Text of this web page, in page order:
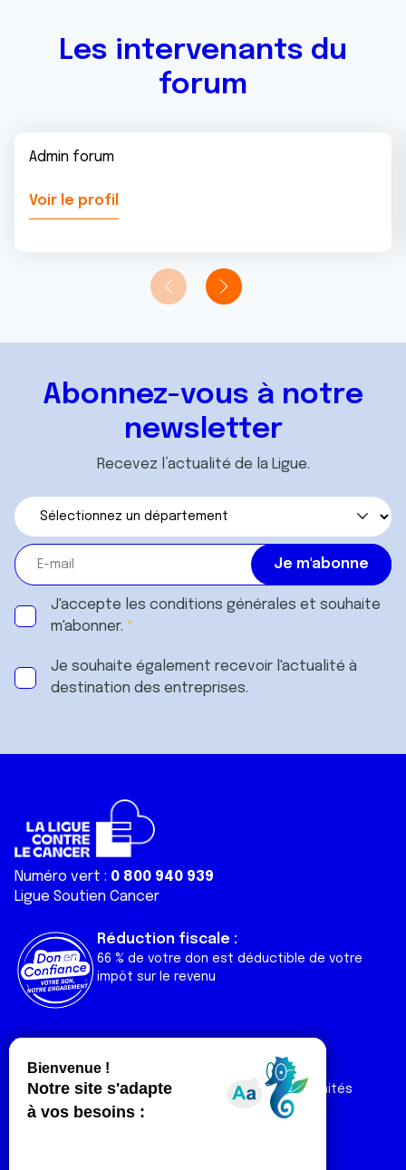
Les intervenants du
forum
Admin forum
Voir le profil
Abonnez-vous à notre
newsletter
Recevez l’actualité de la Ligue.
J'accepte les conditions générales et souhaite
m'abonner.
Je souhaite également recevoir l'actualité à
destination des entreprises.
Numéro vert : 0 800 940 939
Ligue Soutien Cancer
Réduction fiscale :
66 % de votre don est déductible de votre
impôt sur le revenu
Liens utiles
Nos actualités
Nos publications
Contact
Espace Ligue & comités
Espace chercheur